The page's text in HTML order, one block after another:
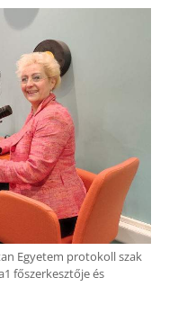
Egyetem protokoll szak
főszerkesztője és